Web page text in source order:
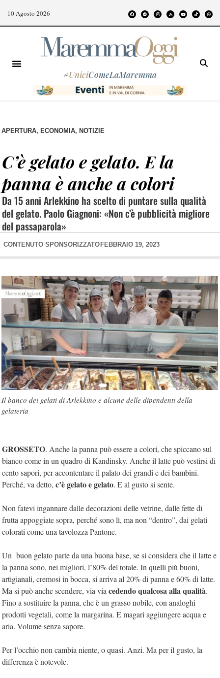
10 Agosto 2026
#UniciComeLaMaremma
APERTURA, ECONOMIA, NOTIZIE
C’è gelato e gelato. E la
panna è anche a colori
Da 15 anni Arlekkino ha scelto di puntare sulla qualità
del gelato. Paolo Giagnoni: «Non c’è pubblicità migliore
del passaparola»
CONTENUTO SPONSORIZZATO FEBBRAIO 19, 2023
Il banco dei gelati di Arlekkino e alcune delle dipendenti della
gelateria
GROSSETO. Anche la panna può essere a colori, che spiccano sul
bianco come in un quadro di Kandinsky. Anche il latte può vestirsi di
cento sapori, per accontentare il palato dei grandi e dei bambini.
Perché, va detto, c’è gelato e gelato. E al gusto si sente.
Non fatevi ingannare dalle decorazioni delle vetrine, dalle fette di
frutta appoggiate sopra, perché sono lì, ma non “dentro”, dai gelati
colorati come una tavolozza Pantone.
Un buon gelato parte da una buona base, se si considera che il latte e
la panna sono, nei migliori, l’80% del totale. In quelli più buoni,
artigianali, cremosi in bocca, si arriva al 20% di panna e 60% di latte.
Ma si può anche scendere, via via cedendo qualcosa alla qualità.
Fino a sostituire la panna, che è un grasso nobile, con analoghi
prodotti vegetali, come la margarina. E magari aggiungere acqua e
aria. Volume senza sapore.
Per l’occhio non cambia niente, o quasi. Anzi. Ma per il gusto, la
differenza è notevole.